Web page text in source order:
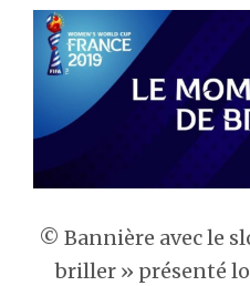
© Bannière avec le
briller » présenté